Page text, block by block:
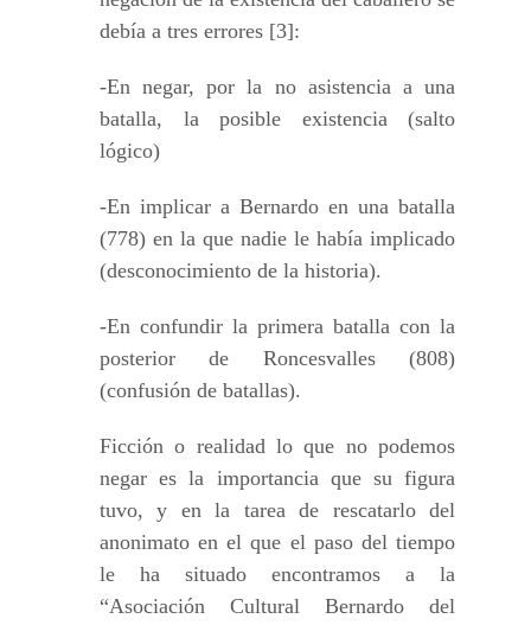
debía a tres errores [3]:
-En negar, por la no asistencia a una
batalla, la posible existencia (salto
lógico)
-En implicar a Bernardo en una batalla
(778) en la que nadie le había implicado
(desconocimiento de la historia).
-En confundir la primera batalla con la
posterior de Roncesvalles (808)
(confusión de batallas).
Ficción o realidad lo que no podemos
negar es la importancia que su figura
tuvo, y en la tarea de rescatarlo del
anonimato en el que el paso del tiempo
le ha situado encontramos a la
“Asociación Cultural Bernardo del